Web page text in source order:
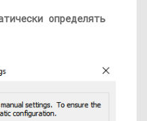
определять